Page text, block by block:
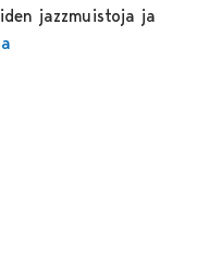
jazzmuistoja ja